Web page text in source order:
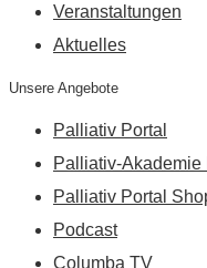
Veranstaltungen
Aktuelles
Unsere Angebote
Palliativ Portal
Palliativ-Akademie
Palliativ Portal
Podcast
Columba TV